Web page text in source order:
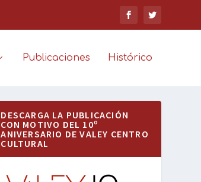
Publicaciones Histórico
DESCARGA LA PUBLICACIÓN
CON MOTIVO DEL 10º
ANIVERSARIO DE VALEY CENTRO
CULTURAL